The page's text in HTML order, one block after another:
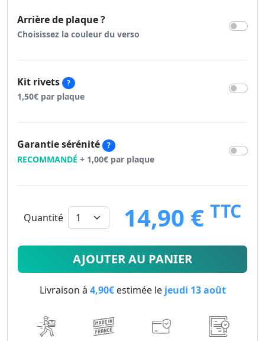
Arrière de plaque ?
Choisissez la couleur du verso
Kit rivets ?
1,50€ par plaque
Garantie sérénité ?
RECOMMANDÉ + 1,00€ par plaque
Quantité 14,90 € TTC
14.9€
AJOUTER AU PANIER
Livraison à 4,90€estimée le jeudi 13 août